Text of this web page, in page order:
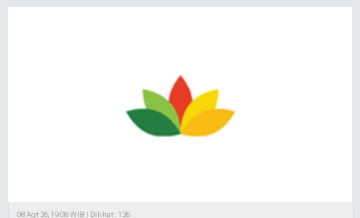
08 Agt 26, 19:08 WIB | Dilihat : 126